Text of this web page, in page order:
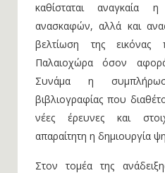
καθίσταται αναγκαία
ανασκαφών, αλλά και
βελτίωση της
Παλαιοχώρα όσον
Συνάμα η
βιβλιογραφίας που
νέες έρευνες και
απαραίτητη η δημιουργία
Στον τομέα της